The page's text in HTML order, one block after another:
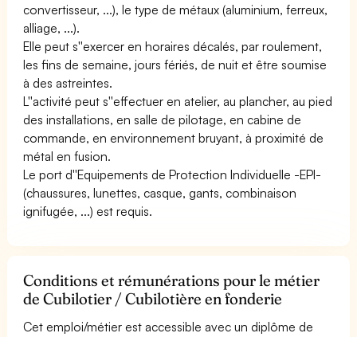
convertisseur, ...), le type de métaux (aluminium, ferreux,
alliage, ...).
Elle peut s''exercer en horaires décalés, par roulement,
les fins de semaine, jours fériés, de nuit et être soumise
à des astreintes.
L''activité peut s''effectuer en atelier, au plancher, au pied
des installations, en salle de pilotage, en cabine de
commande, en environnement bruyant, à proximité de
métal en fusion.
Le port d''Equipements de Protection Individuelle -EPI-
(chaussures, lunettes, casque, gants, combinaison
ignifugée, ...) est requis.
Conditions et rémunérations pour le métier
de Cubilotier / Cubilotière en fonderie
Cet emploi/métier est accessible avec un diplôme de